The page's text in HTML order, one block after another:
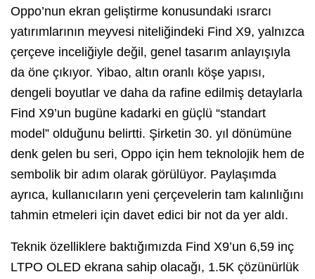
Oppo’nun ekran geliştirme konusundaki ısrarcı
yatırımlarının meyvesi niteliğindeki Find X9, yalnızca
çerçeve inceliğiyle değil, genel tasarım anlayışıyla
da öne çıkıyor. Yibao, altın oranlı köşe yapısı,
dengeli boyutlar ve daha da rafine edilmiş detaylarla
Find X9’un bugüne kadarki en güçlü “standart
model” olduğunu belirtti. Şirketin 30. yıl dönümüne
denk gelen bu seri, Oppo için hem teknolojik hem de
sembolik bir adım olarak görülüyor. Paylaşımda
ayrıca, kullanıcıların yeni çerçevelerin tam kalınlığını
tahmin etmeleri için davet edici bir not da yer aldı.
Teknik özelliklere baktığımızda Find X9’un 6,59 inç
LTPO OLED ekrana sahip olacağı, 1.5K çözünürlük